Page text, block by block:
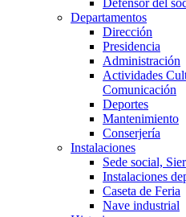
Defensor del
Departamentos
Dirección
Presidencia
Administración
Actividades
Comunicación
Deportes
Mantenimiento
Conserjería
Instalaciones
Sede social,
Instalaciones
Caseta de Feria
Nave industrial